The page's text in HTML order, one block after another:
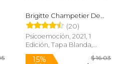
Brigitte Champetier De
Ribes
(20)
Psicoemoción, 2021, 1
Edición, Tapa Blanda,
Nuevo